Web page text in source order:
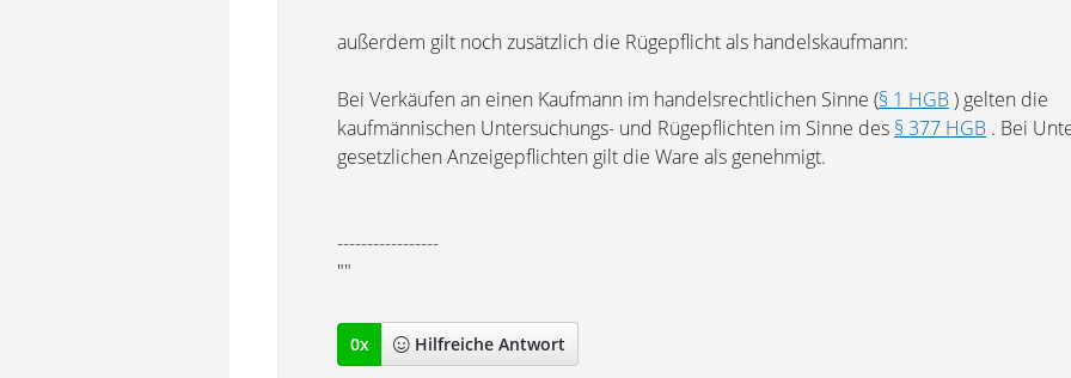
außerdem gilt noch zusätzlich die Rügepflicht als handelskaufmann:
Bei Verkäufen an einen Kaufmann im handelsrechtlichen Sinne (§ 1 HGB) gelten die
kaufmännischen Untersuchungs- und Rügepflichten im Sinne des § 377 HGB . Bei
gesetzlichen Anzeigepflichten gilt die Ware als genehmigt.
-----------------
""
0x Hilfreiche Antwort